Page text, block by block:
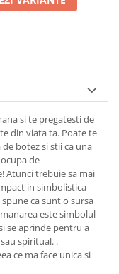
si te pregatesti de
din viata ta. Poate te
botez si stii ca una
de
Atunci trebuie sa mai
in simbolistica
ca sunt o sursa
este simbolul
se aprinde pentru a
spiritual. .
ce ma face unica si